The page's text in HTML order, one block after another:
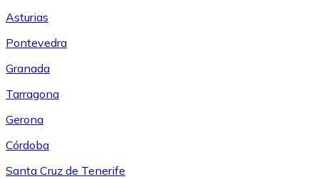
Asturias
Pontevedra
Granada
Tarragona
Gerona
Córdoba
Santa Cruz de Tenerife